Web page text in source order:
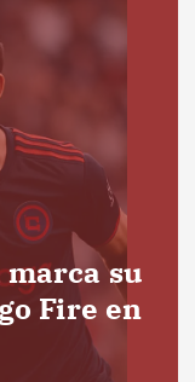
su
Fire en